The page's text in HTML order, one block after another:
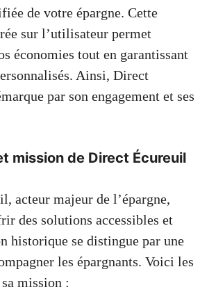
de votre épargne. Cette
sur l’utilisateur permet
économies tout en garantissant
Ainsi, Direct
par son engagement et ses
mission de Direct Écureuil
acteur majeur de l’épargne,
des solutions accessibles et
historique se distingue par une
les épargnants. Voici les
mission :